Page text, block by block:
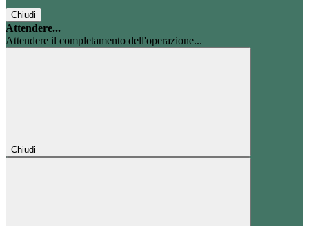
Chiudi
Attendere...
Attendere il completamento dell'operazione...
Chiudi